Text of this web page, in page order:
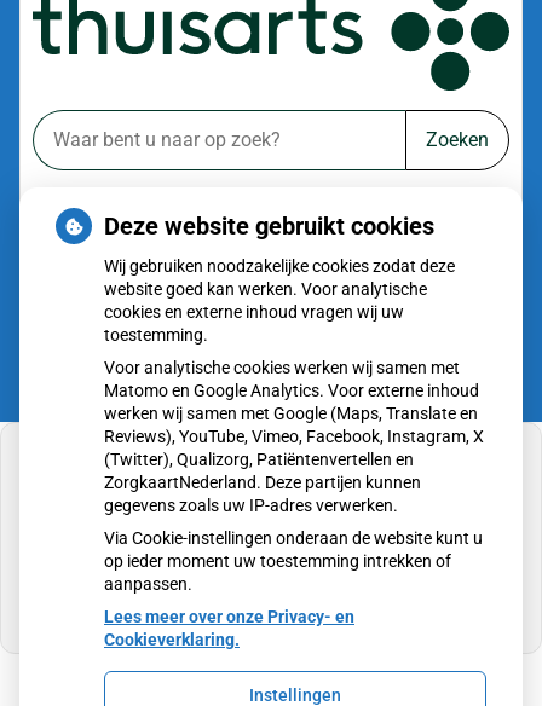
Zoeken
Betrouwbare informatie over ziekte en gezondheid
U heeft geen toestemming gegeven voor
externe inhoud die nodig is om dit te zien.
Cookie-instellingen wijzigen
Deze website gebruikt cookies
Wij gebruiken noodzakelijke cookies zodat deze
website goed kan werken. Voor analytische
cookies en externe inhoud vragen wij uw
toestemming.
Voor analytische cookies werken wij samen met
Matomo en Google Analytics. Voor externe inhoud
werken wij samen met Google (Maps, Translate en
Reviews), YouTube, Vimeo, Facebook, Instagram, X
(Twitter), Qualizorg, Patiëntenvertellen en
ZorgkaartNederland. Deze partijen kunnen
gegevens zoals uw IP-adres verwerken.
Via Cookie-instellingen onderaan de website kunt u
op ieder moment uw toestemming intrekken of
aanpassen.
Lees meer over onze Privacy- en
Cookieverklaring.
Instellingen